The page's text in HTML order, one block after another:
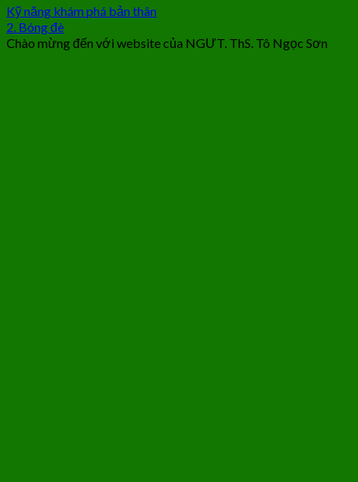
Kỹ năng khám phá bản thân
2. Bóng đè
Chào mừng đến với website của NGƯT. ThS. Tô Ngọc Sơn